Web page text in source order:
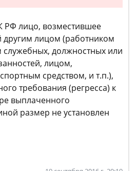
РФ лицо, возместившее
лицом (работником
должностных или
лицом,
средством, и т.п.),
требования (регресса) к
выплаченного
размер не установлен